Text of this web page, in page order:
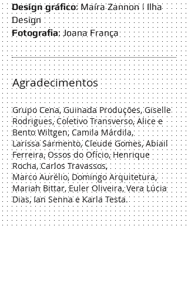
Design gráfico: Maíra Zannon | Ilha
Design
Fotografia: Joana França
Agradecimentos
Grupo Cena, Guinada Produções, Giselle
Rodrigues, Coletivo Transverso, Alice e
Bento Wiltgen, Camila Márdila,
Larissa Sarmento, Cleude Gomes, Abiail
Ferreira, Ossos do Ofício, Henrique
Rocha, Carlos Travassos,
Marco Aurélio, Domingo Arquitetura,
Mariah Bittar, Euler Oliveira, Vera Lúcia
Dias, Ian Senna e Karla Testa.